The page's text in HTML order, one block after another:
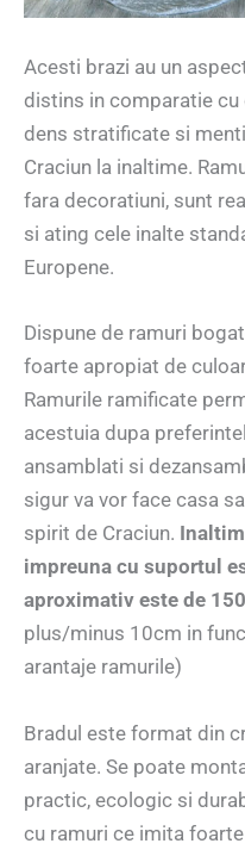
Acesti brazi au un
distins in comparatie cu
dens stratificate si
Craciun la inaltime.
fara decoratiuni, sunt
si ating cele inalte
Europene.
Dispune de ramuri
foarte apropiat de
Ramurile ramificate
acestuia dupa
ansamblati si
sigur va vor face casa
spirit de Craciun.
impreuna cu suportul
aproximativ este de
plus/minus 10cm in
arantaje ramurile)
Bradul este format din
aranjate. Se poate
practic, ecologic si
cu ramuri ce imita